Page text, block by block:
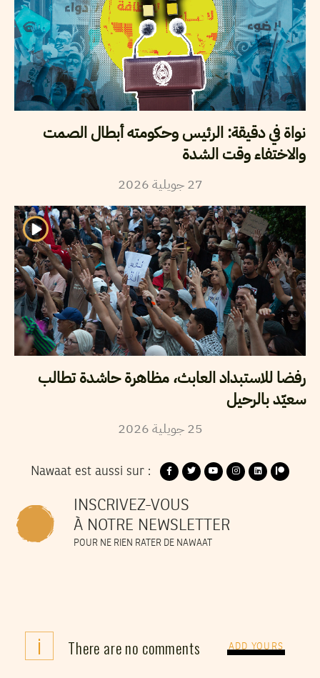
نواة في دقيقة: الرئيس وحكومته أبطال الصمت
والاختفاء وقت الشدة
27 جويلية2026
رفضا للاستبداد العابث، مظاهرة حاشدة تطالب
سعيّد بالرحيل
25 جويلية2026
Nawaat est aussi sur :
INSCRIVEZ-VOUS
À NOTRE NEWSLETTER
POUR NE RIEN RATER DE NAWAAT
i There are no comments ADD YOURS